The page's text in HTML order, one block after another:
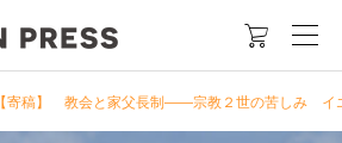

【寄稿】 教会と家父長制――宗教２世の苦しみ イ